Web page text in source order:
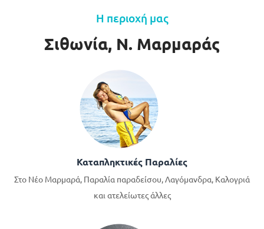
Η περιοχή μας
Σιθωνία, Ν. Μαρμαράς
Καταπληκτικές Παραλίες
Στο Νέο Μαρμαρά, Παραλία παραδείσου, Λαγόμανδρα, Καλογριά
και ατελείωτες άλλες